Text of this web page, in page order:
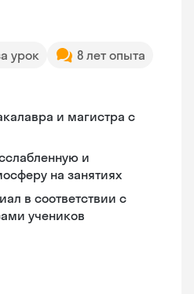
урок
8 лет опыта
и магистра с
и
на занятиях
в соответствии с
учеников